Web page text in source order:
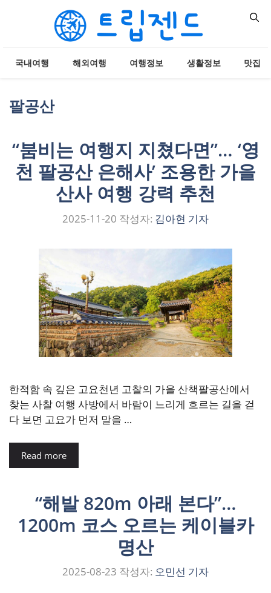
국내여행 해외여행 여행정보 생활정보 맛집
팔공산
“붐비는 여행지 지쳤다면”… ‘영
천 팔공산 은해사’ 조용한 가을
산사 여행 강력 추천
2025-11-20 작성자: 김아현 기자
한적함 속 깊은 고요천년 고찰의 가을 산책팔공산에서
찾는 사찰 여행 사방에서 바람이 느리게 흐르는 길을 걷
다 보면 고요가 먼저 말을 …
Read more
“해발 820m 아래 본다”…
1200m 코스 오르는 케이블카
명산
2025-08-23 작성자: 오민선 기자